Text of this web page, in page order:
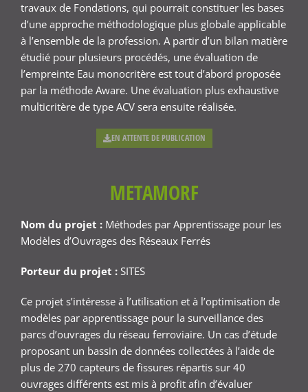
travaux de Fondations, qui pourrait constituer les bases
d’une approche méthodologique plus globale applicable
à l’ensemble de la profession. A partir d’un bilan matière
étudié pour plusieurs procédés, une évaluation de
l’empreinte Eau monocritère est tout d’abord proposée
par la méthode Aware. Une évaluation plus exhaustive
multicritère de type ACV sera ensuite réalisée.
EN ATTENTE DE PUBLICATION
METAMORF
Nom du projet : Méthodes par Apprentissage pour les
Modèles d’Ouvrages des Réseaux Ferrés
Porteur du projet : SITES
Ce projet s’intéresse à l’utilisation et à l’optimisation de
modèles par apprentissage pour la surveillance des
parcs d’ouvrages du réseau ferroviaire. Un cas d’étude
proposant un bassin de données collectées à l’aide de
plus de 270 capteurs de fissures répartis sur 40
ouvrages différents est mis à profit afin d’évaluer